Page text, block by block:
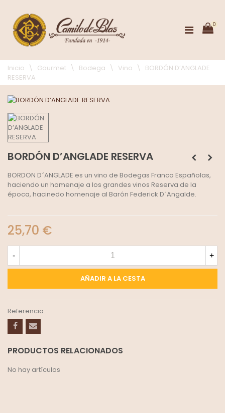
0
Inicio \ Gourmet \ Bodega \ Vino \
BORDÓN D’ANGLADE
RESERVA
BORDÓN D’ANGLADE RESERVA
BORDON D´ANGLADE es un vino de Bodegas Franco Españolas,
haciendo un homenaje a los grandes vinos Reserva de la
época, hacinedo homenaje al Barón Federick D´Angalde.
25,70 €
- +
AÑADIR A LA CESTA
Referencia:
PRODUCTOS RELACIONADOS
No hay artículos